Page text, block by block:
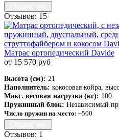
Отзывов: 15
Матрас ортопедический Davide
от 15 570 руб
Высота (см): 21
Наполнитель: кокосовая койра,
Макс. весовая нагрузка (кг): 100
Пружинный блок: Независимый
Число пружин на место: ~500
Отзывов: 1